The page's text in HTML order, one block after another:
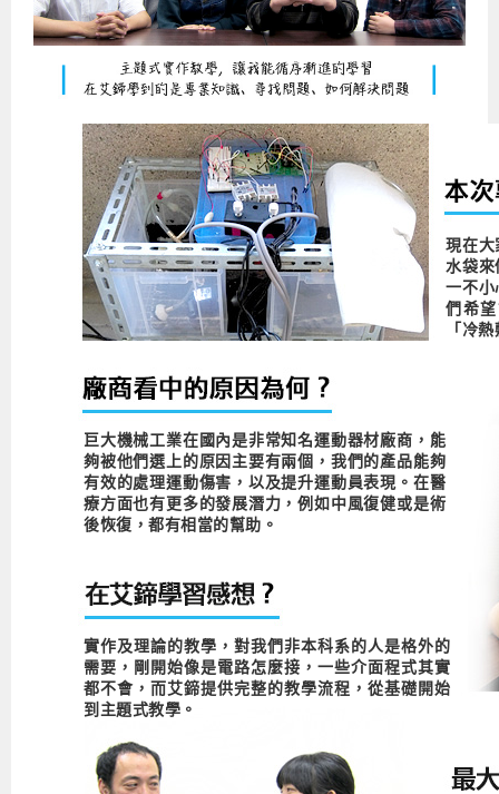
現在大
水袋
一不小
們希
「冷
巨大機械工業在國內是非常知名運動器材廠商，能
夠被他們選上的原因主要有兩個，我們的產品能夠
有效的處理運動傷害，以及提升運動員表現。在醫
療方面也有更多的發展潛力，例如中風復健或是術
後恢復，都有相當的幫助。
實作及理論的教學，對我們非本科系的人是格外的
需要，剛開始像是電路怎麼接，一些介面程式其實
都不會，而艾鍗提供完整的教學流程，從基礎開始
到主題式教學。